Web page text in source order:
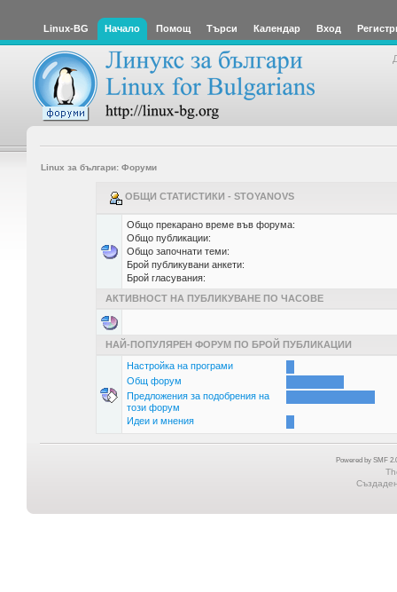
Linux-BG Начало Помощ Търси Календар Вход
Linux за българи: Форуми
ОБЩИ СТАТИСТИКИ - STOYANOVS
Общо прекарано време във форума:
Общо публикации:
Общо започнати теми:
Брой публикувани анкети:
Брой гласувания:
АКТИВНОСТ НА ПУБЛИКУВАНЕ ПО ЧАСОВЕ
НАЙ-ПОПУЛЯРЕН ФОРУМ ПО БРОЙ ПУБЛИКАЦИИ
Настройка на програми
Общ форум
Предложения за подобрения на
този форум
Идеи и мнения
Powered by SMF